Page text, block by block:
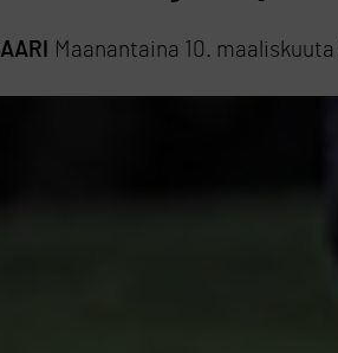
Maanantaina 10.